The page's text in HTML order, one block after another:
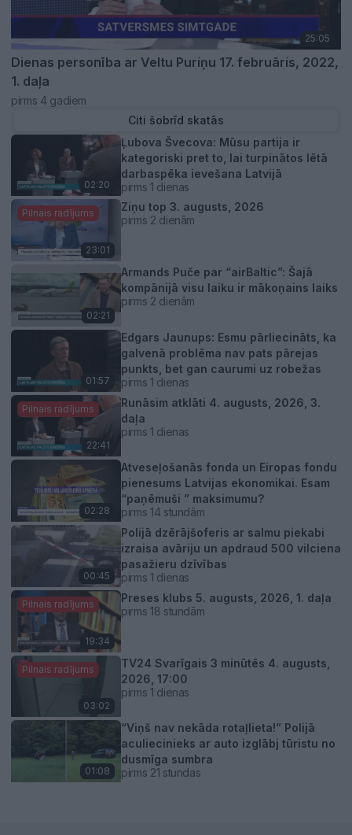
25:05
Dienas personība ar Veltu Puriņu 17. februāris, 2022,
1. daļa
pirms 4 gadiem
Citi šobrīd skatās
02:20
Ļubova Švecova: Mūsu partija ir
kategoriski pret to, lai turpinātos lētā
darbaspēka ievešana Latvijā
pirms 1 dienas
Pilnais radījums
23:01
Ziņu top 3. augusts, 2026
pirms 2 dienām
02:21
Armands Puče par “airBaltic”: Šajā
kompānijā visu laiku ir mākoņains laiks
pirms 2 dienām
01:57
Edgars Jaunups: Esmu pārliecināts, ka
galvenā problēma nav pats pārejas
punkts, bet gan caurumi uz robežas
pirms 1 dienas
Pilnais radījums
22:41
Runāsim atklāti 4. augusts, 2026, 3.
daļa
pirms 1 dienas
02:28
Atveseļošanās fonda un Eiropas fondu
pienesums Latvijas ekonomikai. Esam
“paņēmuši ” maksimumu?
pirms 14 stundām
00:45
Polijā dzērājšoferis ar salmu piekabi
izraisa avāriju un apdraud 500 vilciena
pasažieru dzīvības
pirms 1 dienas
Pilnais radījums
19:34
Preses klubs 5. augusts, 2026, 1. daļa
pirms 18 stundām
Pilnais radījums
03:02
TV24 Svarīgais 3 minūtēs 4. augusts,
2026, 17:00
pirms 1 dienas
01:08
“Viņš nav nekāda rotaļlieta!” Polijā
aculiecinieks ar auto izglābj tūristu no
dusmīga sumbra
pirms 21 stundas